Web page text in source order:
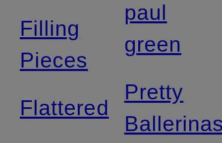
Filling
Pieces
Flattered
paul
green
Pretty